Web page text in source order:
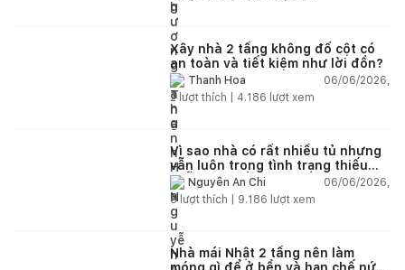
Xây nhà 2 tầng không đổ cột có
an toàn và tiết kiệm như lời đồn?
Thanh Hoa
06/06/2026,
2lượt thích | 4.186 lượt xem
Vì sao nhà có rất nhiều tủ nhưng
vẫn luôn trong tình trạng thiếu
chỗ chứa đồ?
Nguyễn An Chi
06/06/2026,
5lượt thích | 9.186 lượt xem
Nhà mái Nhật 2 tầng nên làm